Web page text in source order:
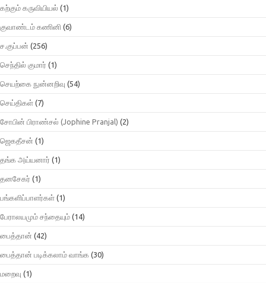
கற்கும் கருவியியல் (1)
குவாண்டம் கணினி (6)
ச.குப்பன் (256)
செந்தில் குமார் (1)
செயற்கை நுன்னறிவு (54)
செய்திகள் (7)
சோபின் பிராண்சல் (Jophine Pranjal) (2)
ஜெகதீசன் (1)
தங்க அய்யனார் (1)
தனசேகர் (1)
பங்களிப்பாளர்கள் (1)
பேராலயமும் சந்தையும் (14)
பைத்தான் (42)
பைத்தான் படிக்கலாம் வாங்க (30)
மறைவு (1)